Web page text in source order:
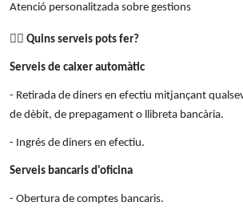
Atenció personalitzada sobre gestions
👉🏻 Quins serveis pots fer?
Serveis de caixer automàtic
- Retirada de diners en efectiu mitjançant
de dèbit, de prepagament o llibreta bancària.
- Ingrés de diners en efectiu.
Serveis bancaris d'oficina
- Obertura de comptes bancaris.